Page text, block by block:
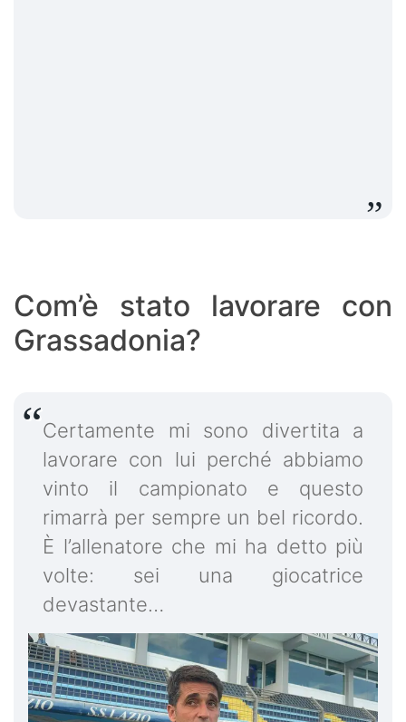
Com’è stato lavorare con
Grassadonia?
Certamente mi sono divertita a
lavorare con lui perché abbiamo
vinto il campionato e questo
rimarrà per sempre un bel ricordo.
È l’allenatore che mi ha detto più
volte: sei una giocatrice
devastante…